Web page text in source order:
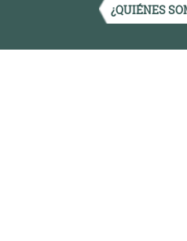
¿QUIÉNES